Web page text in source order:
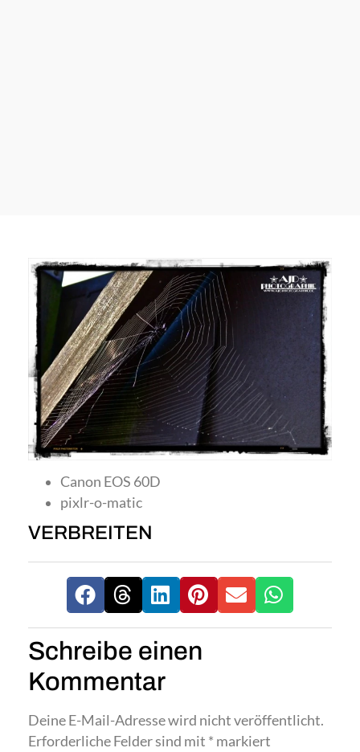
Canon EOS 60D
pixlr-o-matic
VERBREITEN
Schreibe einen
Kommentar
Deine E-Mail-Adresse wird nicht veröffentlicht.
Erforderliche Felder sind mit * markiert